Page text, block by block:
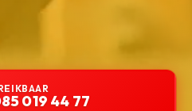
019 44 77